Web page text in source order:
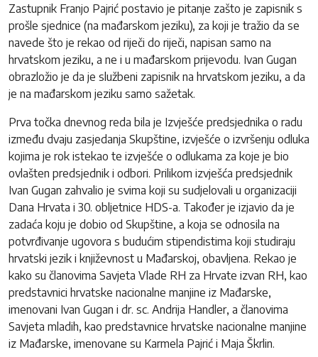
Zastupnik Franjo Pajrić postavio je pitanje zašto je zapisnik s
prošle sjednice (na mađarskom jeziku), za koji je tražio da se
navede što je rekao od riječi do riječi, napisan samo na
hrvatskom jeziku, a ne i u mađarskom prijevodu. Ivan Gugan
obrazložio je da je službeni zapisnik na hrvatskom jeziku, a da
je na mađarskom jeziku samo sažetak.
Prva točka dnevnog reda bila je Izvješće predsjednika o radu
između dvaju zasjedanja Skupštine, izvješće o izvršenju odluka
kojima je rok istekao te izvješće o odlukama za koje je bio
ovlašten predsjednik i odbori. Prilikom izvješća predsjednik
Ivan Gugan zahvalio je svima koji su sudjelovali u organizaciji
Dana Hrvata i 30. obljetnice HDS-a. Također je izjavio da je
zadaća koju je dobio od Skupštine, a koja se odnosila na
potvrđivanje ugovora s budućim stipendistima koji studiraju
hrvatski jezik i književnost u Mađarskoj, obavljena. Rekao je
kako su članovima Savjeta Vlade RH za Hrvate izvan RH, kao
predstavnici hrvatske nacionalne manjine iz Mađarske,
imenovani Ivan Gugan i dr. sc. Andrija Handler, a članovima
Savjeta mladih, kao predstavnice hrvatske nacionalne manjine
iz Mađarske, imenovane su Karmela Pajrić i Maja Škrlin.